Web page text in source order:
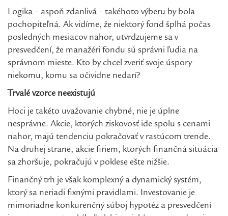
Logika – aspoň zdanlivá – takéhoto výberu by bola
pochopiteľná. Ak vidíme, že niektorý fond šplhá počas
posledných mesiacov nahor, utvrdzujeme sa v
presvedčení, že manažéri fondu sú správni ľudia na
správnom mieste. Kto by chcel zveriť svoje úspory
niekomu, komu sa očividne nedarí?
Trvalé vzorce neexistujú
Hoci je takéto uvažovanie chybné, nie je úplne
nesprávne. Akcie, ktorých ziskovosť ide spolu s cenami
nahor, majú tendenciu pokračovať v rastúcom trende.
Na druhej strane, akcie firiem, ktorých finančná situácia
sa zhoršuje, pokračujú v poklese ešte nižšie.
Finančný trh je však komplexný a dynamický systém,
ktorý sa neriadi fixnými pravidlami. Investovanie je
mimoriadne konkurenčný súboj hypotéz a presvedčení